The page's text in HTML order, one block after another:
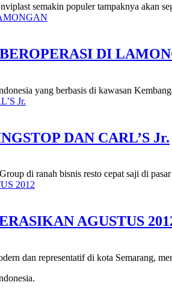
semakin populer tampaknya akan
DI
yang berbasis di kawasan
DAN CARL’S Jr.
di ranah bisnis resto cepat saji di
AGUSTUS
dan representatif di kota Semarang,